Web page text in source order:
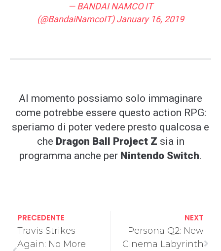
— BANDAI NAMCO IT
(@BandaiNamcoIT)January 16, 2019
Al momento possiamo solo immaginare
come potrebbe essere questo action RPG:
speriamo di poter vedere presto qualcosa e
che Dragon Ball Project Z sia in
programma anche per Nintendo Switch.
PRECEDENTE
Travis Strikes
Again: No More
NEXT
Persona Q2: New
Cinema Labyrinth